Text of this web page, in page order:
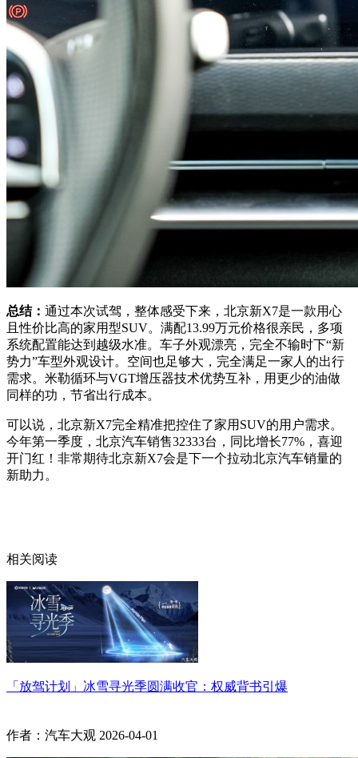
总结： 通过本次试驾，整体感受下来，北京新X7是一款用心
且性价比高的家用型SUV。满配13.99万元价格很亲民，多项
系统配置能达到越级水准。车子外观漂亮，完全不输时下“新
势力”车型外观设计。空间也足够大，完全满足一家人的出行
需求。米勒循环与VGT增压器技术优势互补，用更少的油做
同样的功，节省出行成本。
可以说，北京新X7完全精准把控住了家用SUV的用户需求。
今年第一季度，北京汽车销售32333台，同比增长77%，喜迎
开门红！非常期待北京新X7会是下一个拉动北京汽车销量的
新助力。
相关阅读
「放驾计划」冰雪寻光季圆满收官：权威背书引爆
作者：汽车大观 2026-04-01